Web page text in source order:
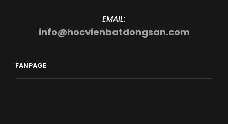
EMAIL:
info@hocvienbatdongsan.com
FANPAGE